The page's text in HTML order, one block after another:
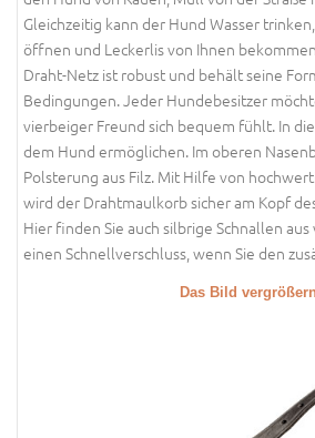
Gleichzeitig kann der Hund Wasser
öffnen und Leckerlis von Ihnen
Draht-Netz ist robust und behält seine
Bedingungen. Jeder Hundebesitzer
vierbeiger Freund sich bequem fühlt. In
dem Hund ermöglichen. Im oberen
Polsterung aus Filz. Mit Hilfe von
wird der Drahtmaulkorb sicher am Kopf
Hier finden Sie auch silbrige Schnallen
einen Schnellverschluss, wenn Sie den
Das Bild